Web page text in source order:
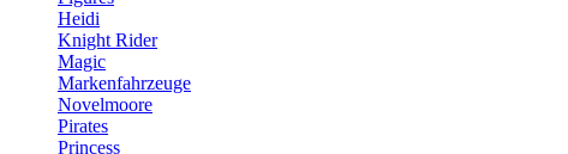
Heidi
Knight Rider
Magic
Markenfahrzeuge
Novelmoore
Pirates
Princess